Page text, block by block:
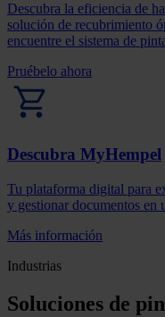
Descubra la eficiencia de
solución de recubrimiento
encuentre el sistema de
Pruébelo ahora
Descubra MyHempel
Tu plataforma digital para
y gestionar documentos en
Más información
Industrias
Soluciones de